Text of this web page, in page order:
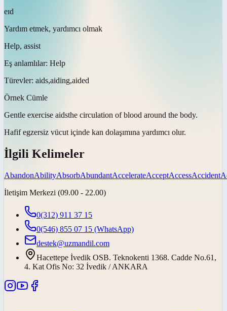
eɪd
Yardım etmek, yardımcı olmak
Help, assist
Eş anlamlılar: Help
Türevler: aids,aiding,aided
Örnek Cümle
Gentle exercise aidsthe circulation of blood around the body.
Hafif egzersiz vücut içinde kan dolaşımına yardımcı olur.
İlgili Kelimeler
AbandonAbilityAbsorbAbundantAccelerateAcceptAccessAccident
İletişim Merkezi (09.00 - 22.00)
0(312) 911 37 15
0(546) 855 07 15 (WhatsApp)
destek@uzmandil.com
Hacettepe İvedik OSB. Teknokenti 1368. Cadde No.61,
4. Kat Ofis No: 32 İvedik / ANKARA